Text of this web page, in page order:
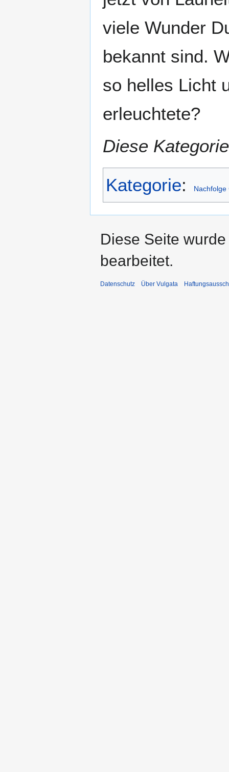
viele Wunder
bekannt sind.
so helles Licht
erleuchtete?
Diese
Kategorie: Nachfolge
Diese Seite
bearbeitet.
Datenschutz Über Vulgata